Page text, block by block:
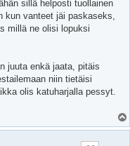
sillä helposti tuollainen
vanteet jäi paskaseks,
millä ne olisi lopuksi
juuta enkä jaata, pitäis
niin tietäisi
olis katuharjalla pessyt.
l